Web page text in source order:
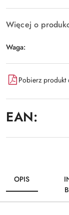
Więcej o
Waga:
Pobierz produkt
EAN:
OPIS